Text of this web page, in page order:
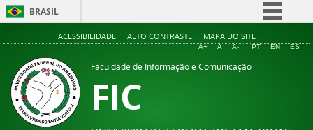
BRASIL
Simplifique!
ACESSIBILIDADE ALTO CONTRASTE MAPA DO SITE
A+ A A- PT EN ES
Faculdade de Informação e Comunicação
FIC